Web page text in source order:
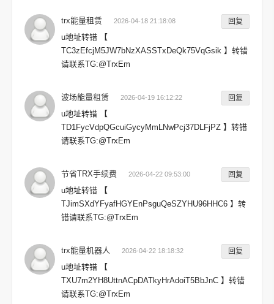
trx能量租赁 2026-04-18 21:18:08 回复
u地址转错 【
TC3zEfcjM5JW7bNzXASSTxDeQk75VqGsik 】转错
请联系TG:@TrxEm
波场能量租赁 2026-04-19 16:12:22 回复
u地址转错 【
TD1FycVdpQGcuiGycyMmLNwPcj37DLFjPZ 】转错
请联系TG:@TrxEm
节省TRX手续费 2026-04-22 09:53:00 回复
u地址转错 【
TJimSXdYFyafHGYEnPsguQeSZYHU96HHC6 】转
错请联系TG:@TrxEm
trx能量机器人 2026-04-22 18:18:32 回复
u地址转错 【
TXU7m2YH8UttnACpDATkyHrAdoiT5BbJnC 】转错
请联系TG:@TrxEm